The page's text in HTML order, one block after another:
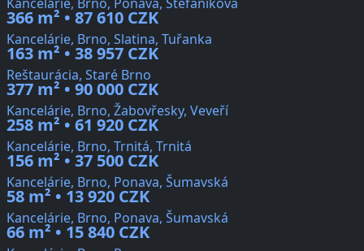
366 m² • 87 610 CZK
Kancelárie, Brno, Slatina, Tuřanka
163 m² • 38 957 CZK
Reštaurácia, Staré Brno
377 m² • 90 000 CZK
Kancelárie, Brno, Žabovřesky, Veveří
258 m² • 61 920 CZK
Kancelárie, Brno, Trnitá, Trnitá
156 m² • 37 500 CZK
Kancelárie, Brno, Ponava, Šumavská
58 m² • 13 920 CZK
Kancelárie, Brno, Ponava, Šumavská
66 m² • 15 840 CZK